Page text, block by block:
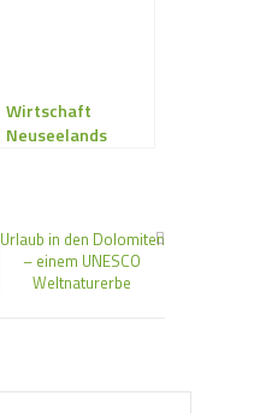
Wirtschaft
Neuseelands
Urlaub in den Dolomiten
– einem UNESCO
Weltnaturerbe